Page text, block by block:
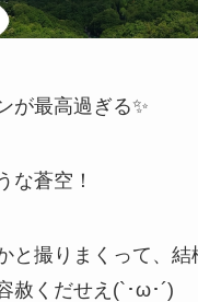
が最高過ぎる✨
な蒼空！
と撮りまくって、
赦くだせえ(`･ω･´)